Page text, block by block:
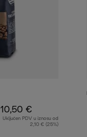
10,50 €
Uključen PDV u iznosu od
2,10 € (25%)